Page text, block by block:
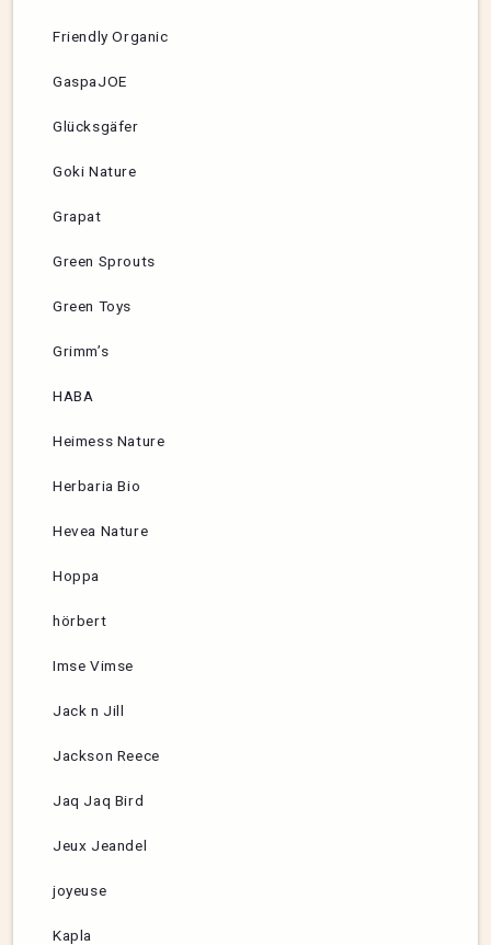
Friendly Organic
GaspaJOE
Glücksgäfer
Goki Nature
Grapat
Green Sprouts
Green Toys
Grimm’s
HABA
Heimess Nature
Herbaria Bio
Hevea Nature
Hoppa
hörbert
Imse Vimse
Jack n Jill
Jackson Reece
Jaq Jaq Bird
Jeux Jeandel
joyeuse
Kapla